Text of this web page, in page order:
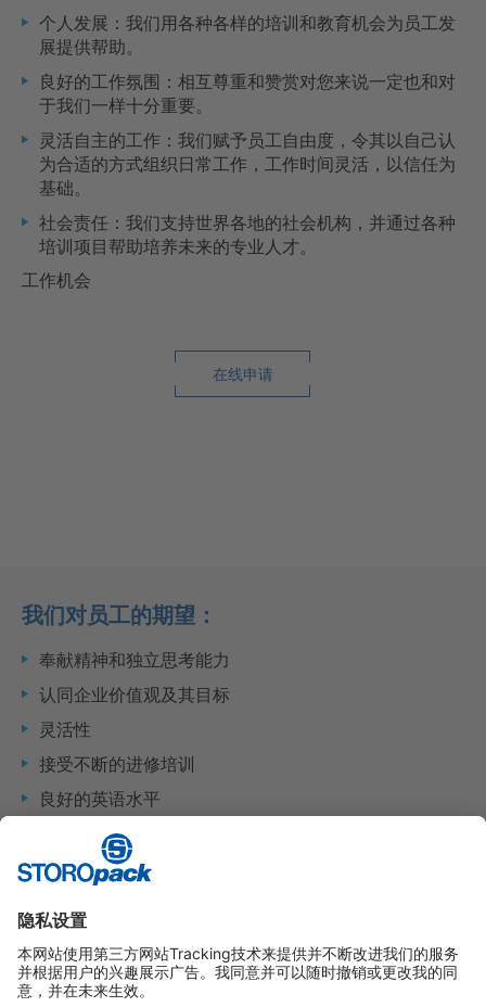
个人发展：我们用各种各样的培训和教育机会为员工发
展提供帮助。
良好的工作氛围：相互尊重和赞赏对您来说一定也和对
于我们一样十分重要。
灵活自主的工作：我们赋予员工自由度，令其以自己认
为合适的方式组织日常工作，工作时间灵活，以信任为
基础。
社会责任：我们支持世界各地的社会机构，并通过各种
培训项目帮助培养未来的专业人才。
工作机会
在线申请
我们对员工的期望：
奉献精神和独立思考能力
认同企业价值观及其目标
灵活性
接受不断的进修培训
良好的英语水平
社交能力以及对其他文化的兴趣
Instagram LinkedIn Vimeo